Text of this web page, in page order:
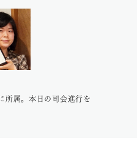
所属。本日の司会進行を